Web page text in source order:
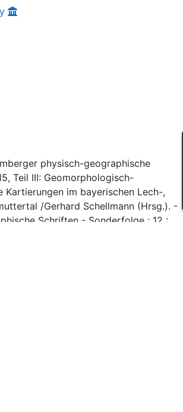
physisch-geographische
Teil III: Geomorphologisch-
Kartierungen im bayerischen Lech-,
/Gerhard Schellmann (Hrsg.). -
Schriften - Sonderfolge ; 12 :